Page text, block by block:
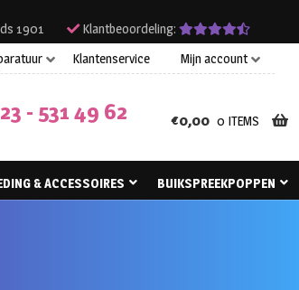
1901
Klantbeoordeling:
Klantenservice Mijn account
- 531 49 62 €0,00 0 ITEMS
& ACCESSOIRES
BUIKSPREEKPOPPEN